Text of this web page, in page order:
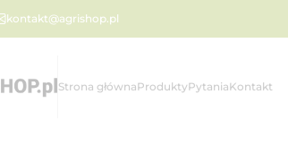
kontakt@agrishop.pl
Strona głównaProduktyPytaniaKontakt